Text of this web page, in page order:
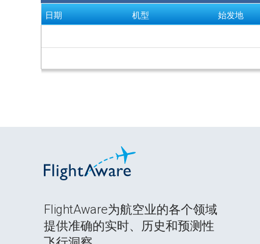
日期 机型 始发地
FlightAware为航空业的各个领域
提供准确的实时、历史和预测性